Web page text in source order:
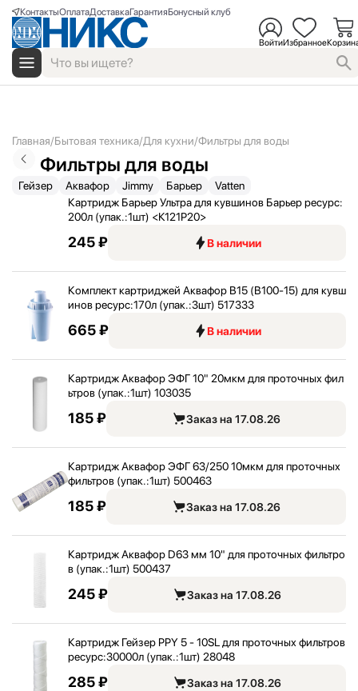
КонтактыОплатаДоставкаГарантияБонусный клуб
ВойтиИзбранное
Главная Бытовая техника Для кухни Фильтры для воды
Фильтры для воды
Гейзер Аквафор Jimmy Барьер
Vatten
Картридж Барьер Ультра для кувшинов Барьер ресурс:
200л (упак.:1шт) <К121Р20>
245 ₽ В наличии
Комплект картриджей Аквафор В15 (В100-15) для кувш
инов ресурс:170л (упак.:3шт) 517333
665 ₽ В наличии
Картридж Аквафор ЭФГ 10" 20мкм для проточных фил
ьтров (упак.:1шт) 103035
185 ₽ Заказ на 17.08.26
Картридж Аквафор ЭФГ 63/250 10мкм для проточных
фильтров (упак.:1шт) 500463
185 ₽ Заказ на 17.08.26
Картридж Аквафор D63 мм 10" для проточных фильтро
в (упак.:1шт) 500437
245 ₽ Заказ на 17.08.26
Картридж Гейзер PPY 5 - 10SL для проточных фильтров
ресурс:30000л (упак.:1шт) 28048
285 ₽ Заказ на 17.08.26